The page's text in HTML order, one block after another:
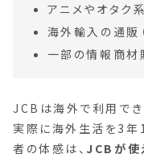
アニメやオタク
海外輸入の通販
一部の情報商材
JCBは海外で利用で
実際に海外生活を3年
者の体感は、 JCBが使